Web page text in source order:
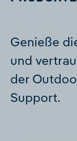
Genieße
und
der
Support.